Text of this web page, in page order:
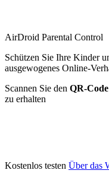
AirDroid Parental Control
Schützen Sie Ihre Kinder
ausgewogenes Online-
Scannen Sie den QR-Code
zu erhalten
Kostenlos testen Über das